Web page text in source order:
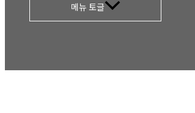
메뉴 토글